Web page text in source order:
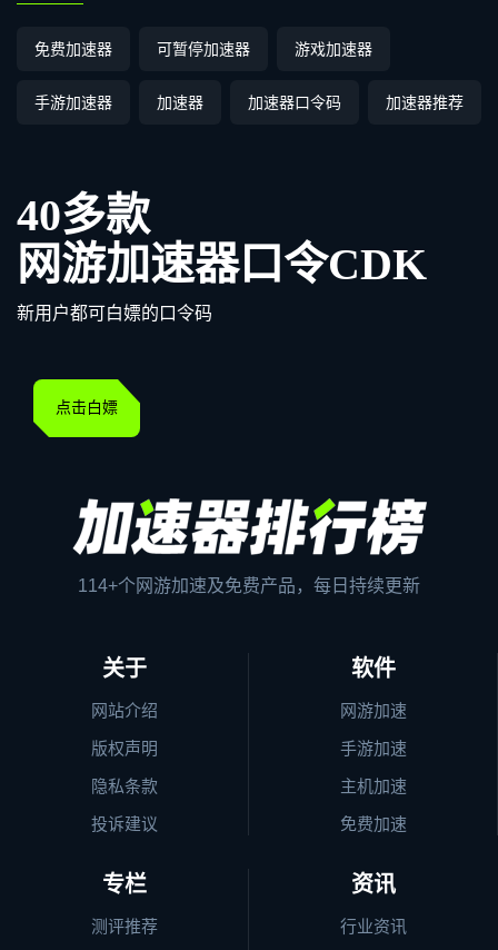
免费加速器 可暂停加速器 游戏加速器
手游加速器 加速器 加速器口令码 加速器推荐
40多款
网游加速器口令CDK
新用户都可白嫖的口令码
点击白嫖
114+个网游加速及免费产品，每日持续更新
关于
网站介绍
版权声明
隐私条款
投诉建议
软件
网游加速
手游加速
主机加速
免费加速
专栏
测评推荐
资讯
行业资讯